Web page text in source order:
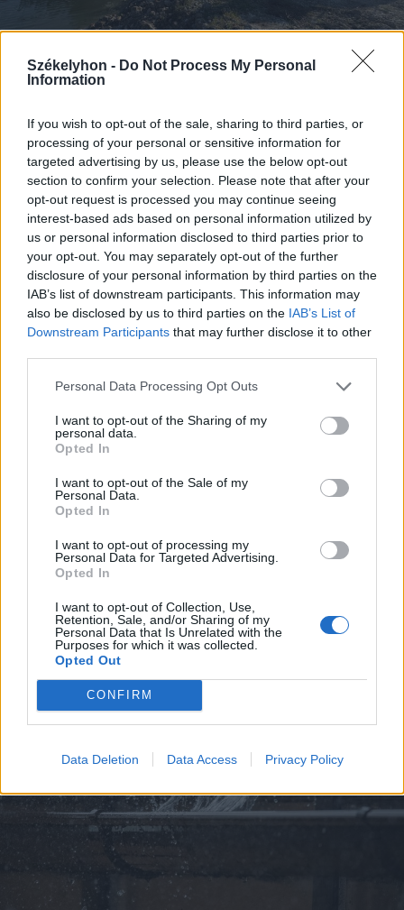
Székelyhon - Do Not Process My Personal
Information
If you wish to opt-out of the sale, sharing to third parties, or
processing of your personal or sensitive information for
targeted advertising by us, please use the below opt-out
section to confirm your selection. Please note that after your
opt-out request is processed you may continue seeing
interest-based ads based on personal information utilized by
us or personal information disclosed to third parties prior to
your opt-out. You may separately opt-out of the further
disclosure of your personal information by third parties on the
IAB’s list of downstream participants. This information may
also be disclosed by us to third parties on the IAB’s List of
Downstream Participants that may further disclose it to other
Personal Data Processing Opt Outs
I want to opt-out of the Sharing of my
personal data.
Opted In
I want to opt-out of the Sale of my
Personal Data.
Opted In
I want to opt-out of processing my
Personal Data for Targeted Advertising.
Opted In
I want to opt-out of Collection, Use,
Retention, Sale, and/or Sharing of my
Personal Data that Is Unrelated with the
Purposes for which it was collected.
Opted Out
CONFIRM
Data Deletion Data Access Privacy Policy
2026. augusztus 08., szombat
a csernavodai atomerőmű
üzemben tartása érdekében –
videóval
2026. augusztus 08., szombat
Nicușor Dan: prioritásként kell
kezelni az euró bevezetését